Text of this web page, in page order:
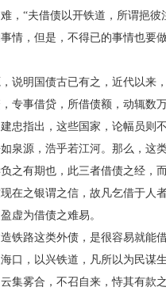
，“夫借债以开铁道，所谓挹
情，但是，不得已的事情也要
说明国债古已有之，近代以来
专事借贷，所借债额，动辄数
忠指出，这些国家，论幅员则
泉源，浩乎若江河。那么，这
之有期也，此三者借债之经，
在之银谓之信，故凡乞借于人
虚为借债之难易。
铁路这类外债，是很容易就能
口，以兴铁道，凡所以为民谋
集雾合，不召自来，恃其有款